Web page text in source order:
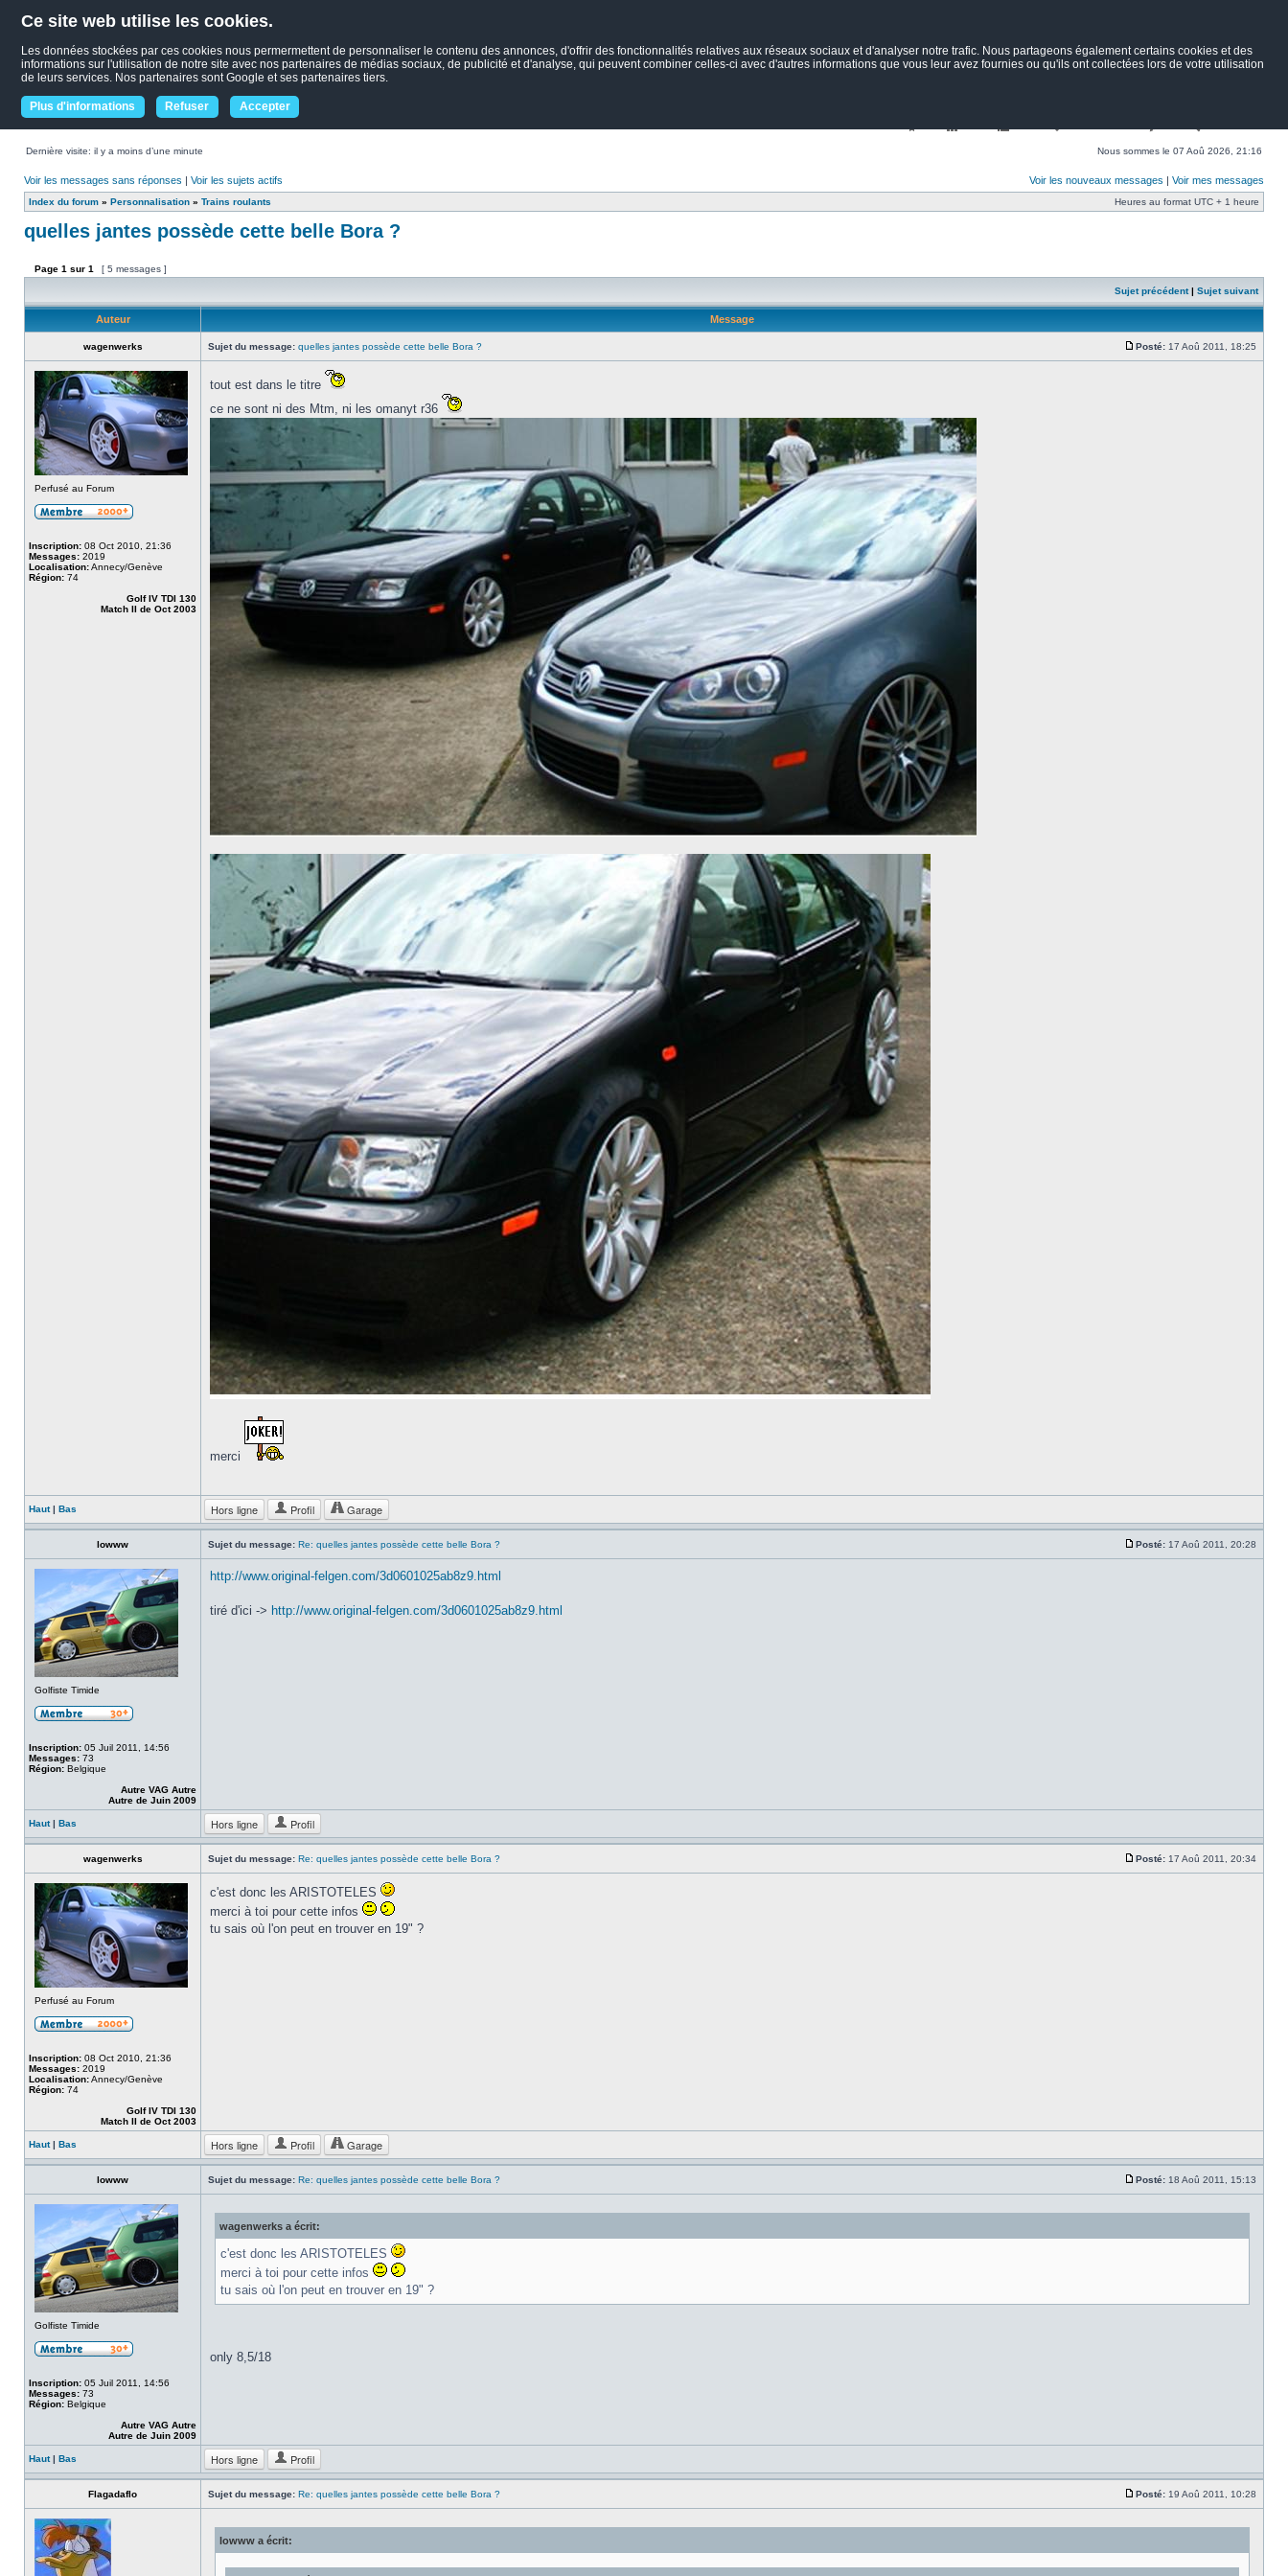
Ce site web utilise les cookies.
Les données stockées par ces cookies nous permermettent de personnaliser le contenu des annonces, d'offrir des fonctionnalités relatives aux réseaux sociaux et d'analyser notre trafic. Nous partageons également certains cookies et des
informations sur l'utilisation de notre site avec nos partenaires de médias sociaux, de publicité et d'analyse, qui peuvent combiner celles-ci avec d'autres informations que vous leur avez fournies ou qu'ils ont collectées lors de votre utilisation
de leurs services. Nos partenaires sont Google et ses partenaires tiers.
Plus d'informations Refuser Accepter
Dernière visite: il y a moins d’une minute Nous sommes le 07 Aoû 2026, 21:16
Voir les messages sans réponses | Voir les sujets actifs Voir les nouveaux messages | Voir mes messages
Index du forum » Personnalisation » Trains roulants Heures au format UTC + 1 heure
quelles jantes possède cette belle Bora ?
Page 1 sur 1 [ 5 messages ]
Sujet précédent| Sujet suivant
Auteur Message
wagenwerks Sujet du message: quelles jantes possède cette belle Bora ? Posté: 17 Aoû 2011, 18:25
Perfusé au Forum
Inscription: 08 Oct 2010, 21:36
Messages: 2019
Localisation:Annecy/Genève
Région: 74
Golf IV TDI 130
Match II de Oct 2003
tout est dans le titre
ce ne sont ni des Mtm, ni les omanyt r36
merci
Haut| Bas Hors ligne Profil Garage
lowww Sujet du message: Re: quelles jantes possède cette belle Bora ? Posté: 17 Aoû 2011, 20:28
Golfiste Timide
Inscription: 05 Juil 2011, 14:56
Messages: 73
Région: Belgique
Autre VAG Autre
Autre de Juin 2009
http://www.original-felgen.com/3d0601025ab8z9.html
tiré d'ici -> http://www.original-felgen.com/3d0601025ab8z9.html
Haut| Bas Hors ligne Profil
wagenwerks Sujet du message: Re: quelles jantes possède cette belle Bora ? Posté: 17 Aoû 2011, 20:34
Perfusé au Forum
Inscription: 08 Oct 2010, 21:36
Messages: 2019
Localisation:Annecy/Genève
Région: 74
Golf IV TDI 130
Match II de Oct 2003
c'est donc les ARISTOTELES
merci à toi pour cette infos
tu sais où l'on peut en trouver en 19" ?
Haut| Bas Hors ligne Profil Garage
lowww Sujet du message: Re: quelles jantes possède cette belle Bora ? Posté: 18 Aoû 2011, 15:13
Golfiste Timide
Inscription: 05 Juil 2011, 14:56
Messages: 73
Région: Belgique
Autre VAG Autre
Autre de Juin 2009
wagenwerks a écrit:
c'est donc les ARISTOTELES
merci à toi pour cette infos
tu sais où l'on peut en trouver en 19" ?
only 8,5/18
Haut| Bas Hors ligne Profil
Flagadaflo Sujet du message: Re: quelles jantes possède cette belle Bora ? Posté: 19 Aoû 2011, 10:28
lowww a écrit: